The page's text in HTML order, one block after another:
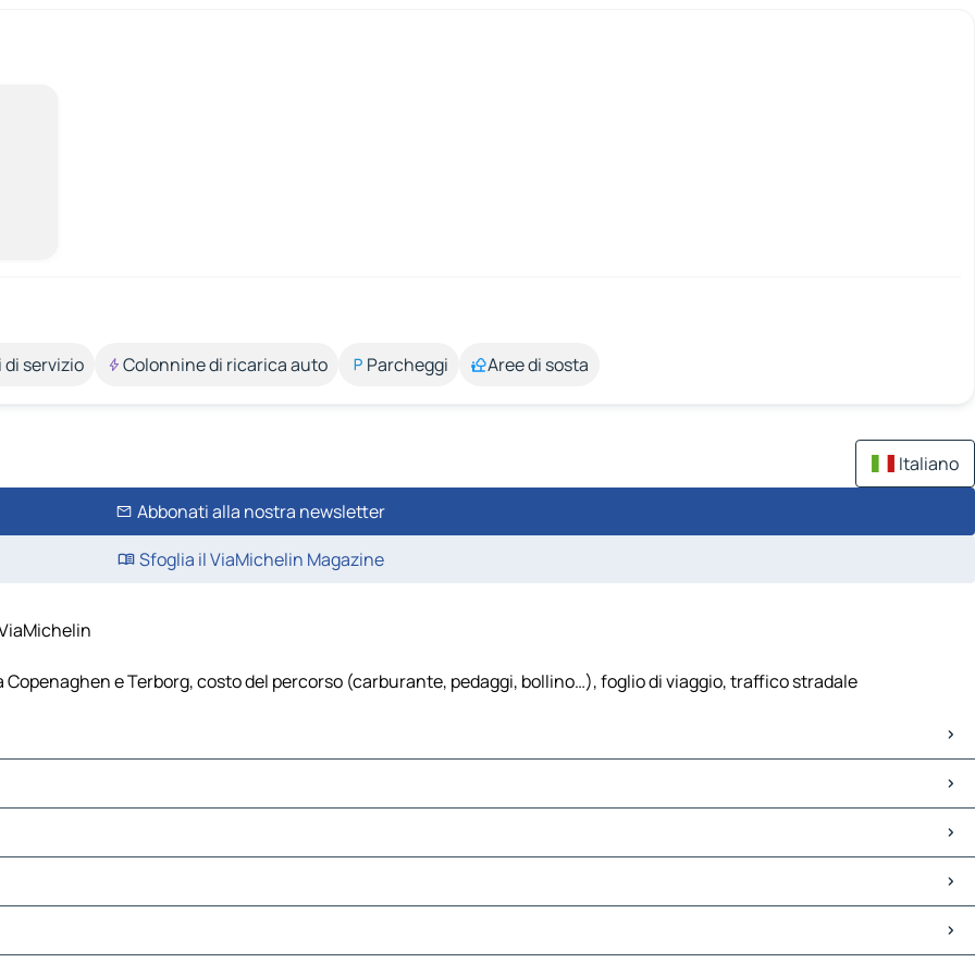
servizio Colonnine di ricarica auto Parcheggi Aree di sosta
Italiano
Abbonati alla nostra newsletter
Sfoglia il ViaMichelin Magazine
e Terborg, costo del percorso (carburante, pedaggi, bollino…), foglio di viaggio, traffico stradale